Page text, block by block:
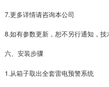
7.更多详情请咨询本公司
8.如有参数更新，恕不另行通知，
六、安装步骤
1.从箱子取出全套雷电预警系统